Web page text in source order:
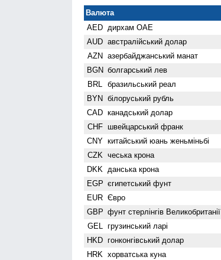
Валюта
AED дирхам ОАЕ
AUD австралійський долар
AZN азербайджанський манат
BGN болгарський лев
BRL бразильський реал
BYN білоруський рубль
CAD канадський долар
CHF швейцарський франк
CNY китайський юань женьмiньбi
CZK чеська крона
DKK данська крона
EGP єгипетський фунт
EUR Євро
GBP фунт стерлінгів Велико­британії
GEL грузинський ларі
HKD гонконгівський долар
HRK хорватська куна